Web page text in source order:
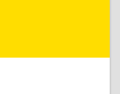
г, Советский